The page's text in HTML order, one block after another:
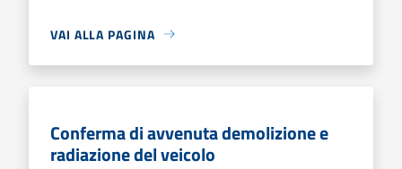
VAI ALLA PAGINA
Conferma di avvenuta demolizione e
radiazione del veicolo